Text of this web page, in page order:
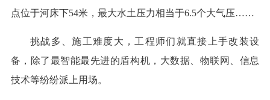
点位于河床下54米，最大水土压力相当于6.5个大气压……
挑战多、施工难度大，工程师们就直接上手改装设
备，除了最智能最先进的盾构机，大数据、物联网、信息
技术等纷纷派上用场。